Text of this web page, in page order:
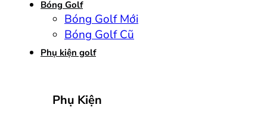
Bóng Golf
Bóng Golf Mới
Bóng Golf Cũ
Phụ kiện golf
Phụ Kiện